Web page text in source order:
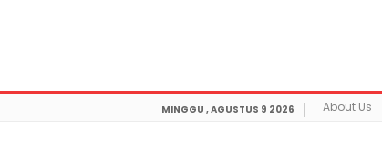
MINGGU , AGUSTUS 9 2026 About Us